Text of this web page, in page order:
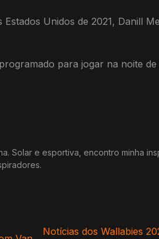
Unidos de 2021, Danill
para jogar na noite
Solar e esportiva, encontro minha
Notícias dos Wallabies